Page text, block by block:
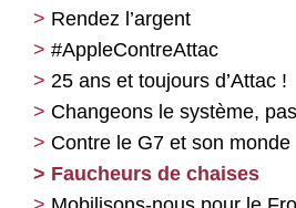
Rendez l’argent
#AppleContreAttac
25 ans et toujours d’Attac !
Changeons le système,
Contre le G7 et son monde
Faucheurs de chaises